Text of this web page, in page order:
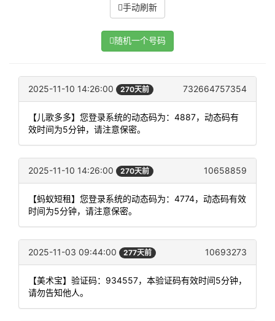
手动刷新
随机一个号码
2025-11-10 14:26:00 270天前 732664757354
【儿歌多多】您登录系统的动态码为：4887，动态码有
效时间为5分钟，请注意保密。
2025-11-10 14:26:00 270天前 10658859
【蚂蚁短租】您登录系统的动态码为：4774，动态码有效
时间为5分钟，请注意保密。
2025-11-03 09:44:00 277天前 10693273
【美术宝】验证码：934557，本验证码有效时间5分钟，
请勿告知他人。